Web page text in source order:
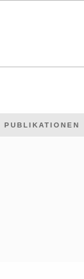
PUBLIKATIONEN